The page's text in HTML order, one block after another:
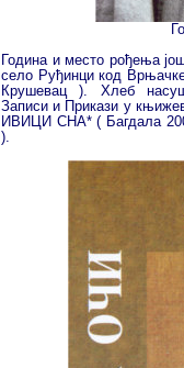
Година и место рођења
село Руђинци код
Крушевац ). Хлеб
Записи и Прикази у
ИВИЦИ СНА* ( Багдала
).